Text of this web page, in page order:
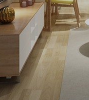
机
公司